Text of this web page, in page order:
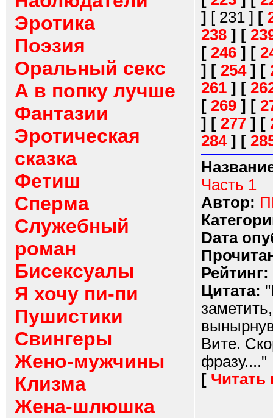
Эротика
Поэзия
Оральный секс
А в попку лучше
Фантазии
Эротическая
сказка
Фетиш
Сперма
Служебный
роман
Бисексуалы
Я хочу пи-пи
Пушистики
Свингеры
Жено-мужчины
Клизма
Жена-шлюшка
] [ 231 ] [
238 ] [
[ 246 ] [
] [ 254] [
261 ] [
[ 269 ] [
] [ 277 ] [
284] [
Часть 1
Автор:
Dата
Рейтинг:
Цитата:
Вите.
фразу...."
[ Читать